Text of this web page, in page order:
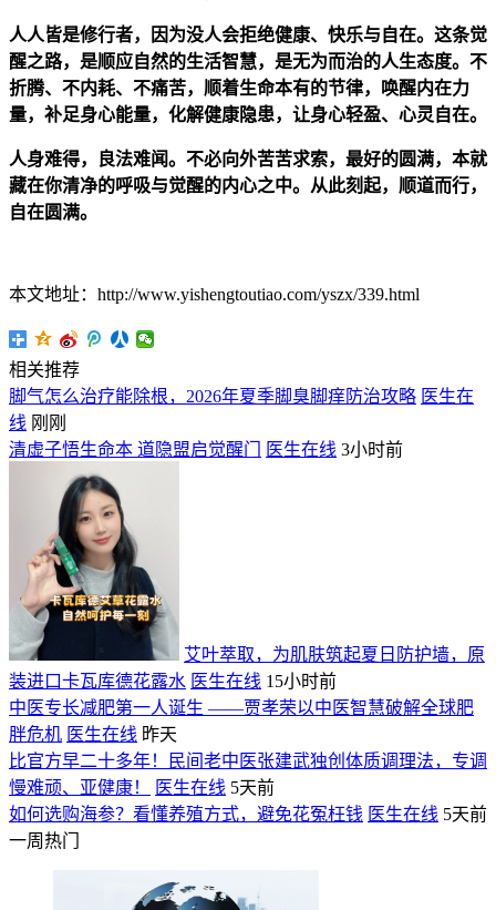
人人皆是修行者，因为没人会拒绝健康、快乐与自在。这条觉
醒之路，是顺应自然的生活智慧，是无为而治的人生态度。不
折腾、不内耗、不痛苦，顺着生命本有的节律，唤醒内在力
量，补足身心能量，化解健康隐患，让身心轻盈、心灵自在。
人身难得，良法难闻。不必向外苦苦求索，最好的圆满，本就
藏在你清净的呼吸与觉醒的内心之中。从此刻起，顺道而行，
自在圆满。
本文地址：http://www.yishengtoutiao.com/yszx/339.html
相关推荐
脚气怎么治疗能除根，2026年夏季脚臭脚痒防治攻略 医生在
线 刚刚
清虚子悟生命本 道隐盟启觉醒门
医生在线 3小时前
艾叶萃取，为肌肤筑起夏日防护墙，原
装进口卡瓦库德花露水 医生在线 15小时前
中医专长减肥第一人诞生 ——贾孝荣以中医智慧破解全球肥
胖危机 医生在线 昨天
比官方早二十多年！民间老中医张建武独创体质调理法，专调
慢难顽、亚健康！
医生在线 5天前
如何选购海参？看懂养殖方式，避免花冤枉钱 医生在线 5天前
一周热门